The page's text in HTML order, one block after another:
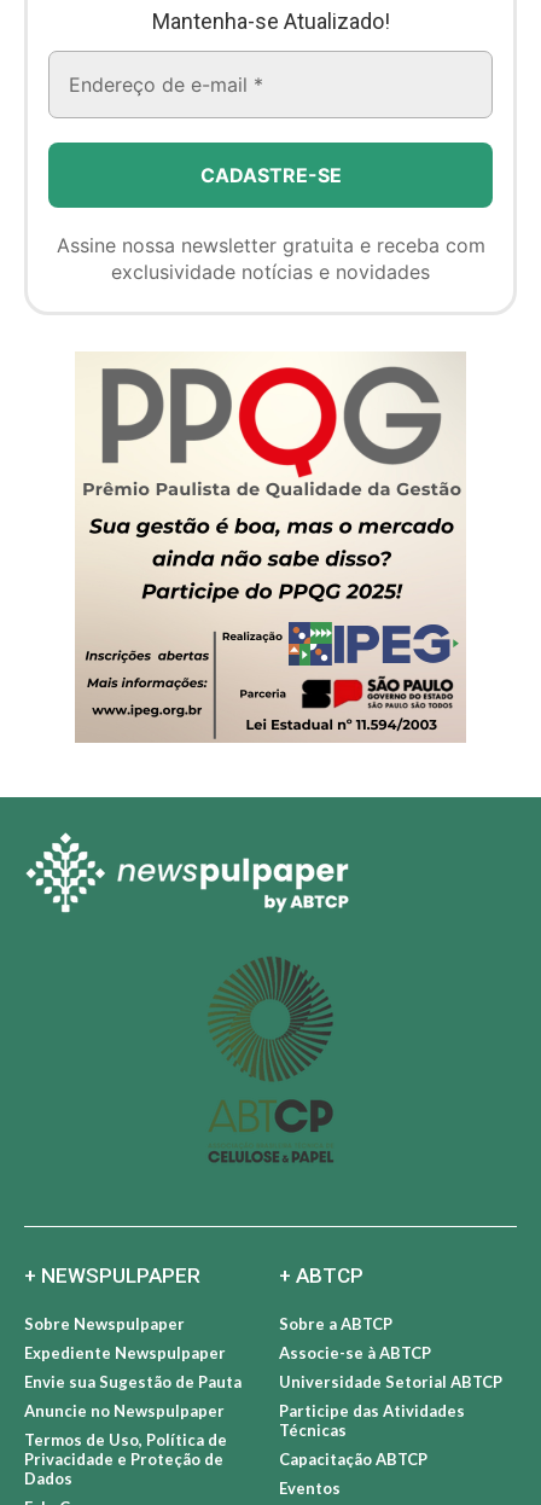
Mantenha-se Atualizado!
Assine nossa newsletter gratuita e receba com
exclusividade notícias e novidades
+ NEWSPULPAPER
Sobre Newspulpaper
Expediente Newspulpaper
Envie sua Sugestão de Pauta
Anuncie no Newspulpaper
Termos de Uso, Política de
Privacidade e Proteção de
Dados
+ ABTCP
Sobre a ABTCP
Associe-se à ABTCP
Universidade Setorial ABTCP
Participe das Atividades
Técnicas
Capacitação ABTCP
Eventos